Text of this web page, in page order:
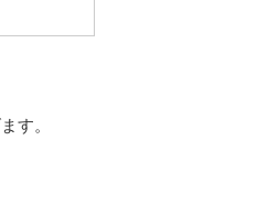
す。